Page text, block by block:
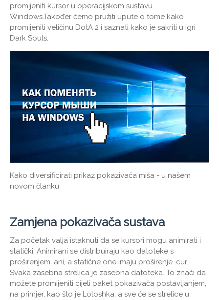
promijeniti kursor u operacijskom sustavu
Windows.Također ćemo pružiti upute o tome kako
promijeniti veličinu DotA 2 i saznati kako je sakriti u igri
Dark Souls.
Kako diversificirati prikaz pokazivača miša - u našem
novom članku
Zamjena pokazivača sustava
Za početak valja istaknuti da se kursori mogu animirati i
statički. Animirani se distribuiraju kao datoteke s
proširenjem .ani, a statične one imaju proširenje .cur.
Svaka zasebna strelica je zasebna datoteka. To znači da
možete promijeniti cijeli paket pokazivača postavljanjem,
na primjer, kao što je Loloshka, a sve će se strelice u